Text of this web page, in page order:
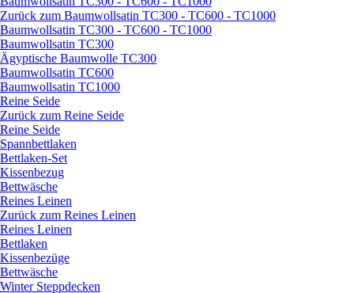
Zurück zum Baumwollsatin TC300 - TC600 - TC1000
Baumwollsatin TC300 - TC600 - TC1000
Baumwollsatin TC300
Ägyptische Baumwolle TC300
Baumwollsatin TC600
Baumwollsatin TC1000
Reine Seide
Zurück zum Reine Seide
Reine Seide
Spannbettlaken
Bettlaken-Set
Kissenbezug
Bettwäsche
Reines Leinen
Zurück zum Reines Leinen
Reines Leinen
Bettlaken
Kissenbezüge
Bettwäsche
Winter Steppdecken